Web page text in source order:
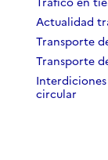
Actualidad
Transporte
Transporte
circular